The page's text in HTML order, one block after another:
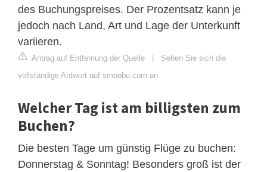
des Buchungspreises. Der Prozentsatz kann je
jedoch nach Land, Art und Lage der Unterkunft
variieren.
Antrag auf Entfernung der Quelle | Sehen Sie sich die
vollständige Antwort auf smoobu.com an
Welcher Tag ist am billigsten zum
Buchen?
Die besten Tage um günstig Flüge zu buchen:
Donnerstag & Sonntag! Besonders groß ist der